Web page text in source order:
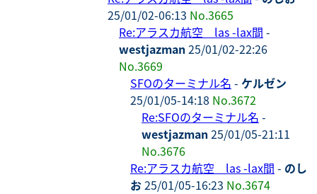
25/01/02-06:13 No.3665
Re:アラスカ航空 las -lax間 -
westjazman 25/01/02-22:26
No.3669
SFOのターミナル名 - ケルゼン
25/01/05-14:18 No.3672
Re:SFOのターミナル名 -
westjazman 25/01/05-21:11
No.3676
Re:アラスカ航空 las -lax間 - のし
お25/01/05-16:23 No.3674